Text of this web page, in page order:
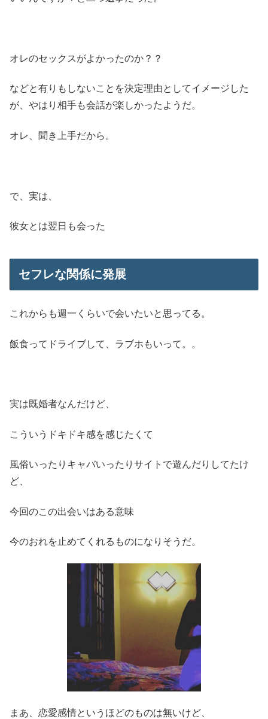
オレのセックスがよかったのか？？
などと有りもしないことを決定理由としてイメージした
が、やはり相手も会話が楽しかったようだ。
オレ、聞き上手だから。
で、実は、
彼女とは翌日も会った
セフレな関係に発展
これからも週一くらいで会いたいと思ってる。
飯食ってドライブして、ラブホもいって。。
実は既婚者なんだけど、
こういうドキドキ感を感じたくて
風俗いったりキャバいったりサイトで遊んだりしてたけ
ど、
今回のこの出会いはある意味
今のおれを止めてくれるものになりそうだ。
まあ、恋愛感情というほどのものは無いけど、